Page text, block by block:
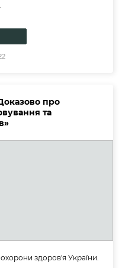
про
та
здоров'я України.